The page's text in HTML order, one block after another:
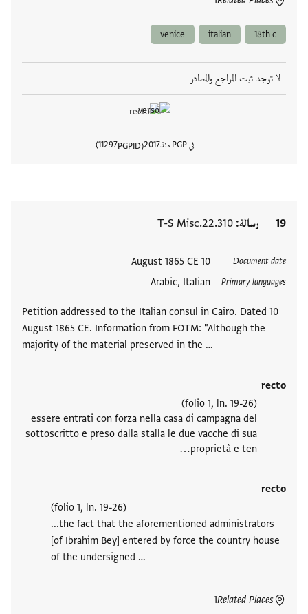
18th c
italian
venice
لا توجد ثبت المراجع والمصادر
في PGP منذ 2017
PGPID
11297
19 رسالة T-S Misc.22.310
Document date
10 August 1865 CE
Primary languages
Arabic, Italian
Petition addressed to the Italian consul in Cairo. Dated 10
August 1865 CE. Information from FOTM: "Although the
majority of the material preserved in the …
recto
(folio 1, ln. 19-26)
essere entrati con forza nella casa di campagna del
sottoscritto e preso dalla stalla le due vacche di sua
proprietà e ten…
recto
(folio 1, ln. 19-26)
...the fact that the aforementioned administrators
[of Ibrahim Bey] entered by force the country house
of the undersigned …
Related Places
1
العلامات